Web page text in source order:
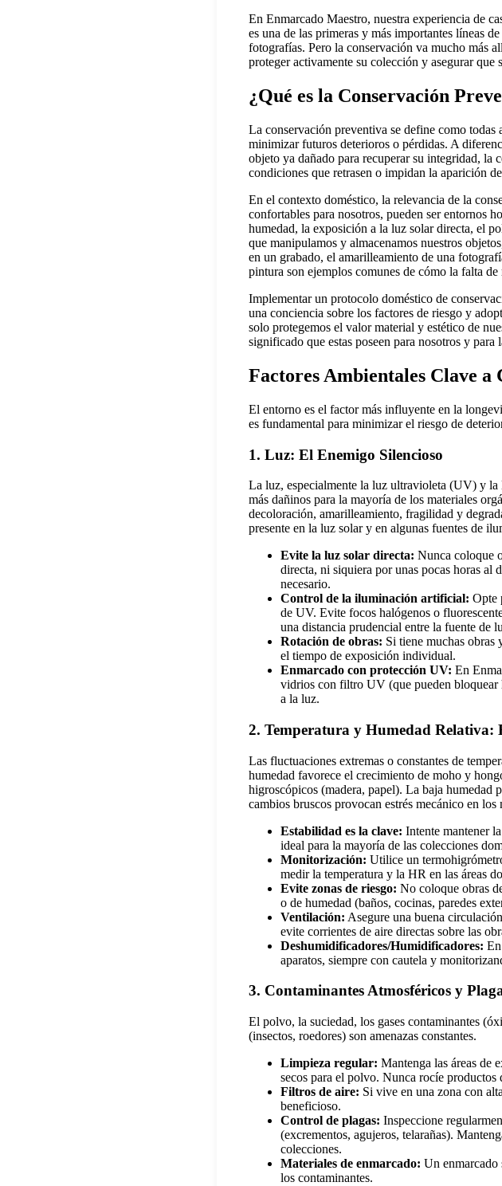
En Enmarcado Maestro, nuestra experiencia de
es una de las primeras y más importantes líneas
fotografías. Pero la conservación va mucho más
proteger activamente su colección y asegurar que
¿Qué es la Conservación
La conservación preventiva se define como
minimizar futuros deterioros o pérdidas. A
objeto ya dañado para recuperar su integridad, la
condiciones que retrasen o impidan la aparición
En el contexto doméstico, la relevancia de la
confortables para nosotros, pueden ser entornos
humedad, la exposición a la luz solar directa, el
que manipulamos y almacenamos nuestros
en un grabado, el amarilleamiento de una
pintura son ejemplos comunes de cómo la falta
Implementar un protocolo doméstico de
una conciencia sobre los factores de riesgo y
solo protegemos el valor material y estético de
significado que estas poseen para nosotros y para
Factores Ambientales Clave
El entorno es el factor más influyente en la
es fundamental para minimizar el riesgo de
1. Luz: El Enemigo Silencioso
La luz, especialmente la luz ultravioleta (UV) y la
más dañinos para la mayoría de los materiales
decoloración, amarilleamiento, fragilidad y
presente en la luz solar y en algunas fuentes de
Evite la luz solar directa: Nunca coloque
directa, ni siquiera por unas pocas horas
necesario.
Control de la iluminación artificial: Opte
de UV. Evite focos halógenos o
una distancia prudencial entre la fuente de
Rotación de obras: Si tiene muchas obras
el tiempo de exposición individual.
Enmarcado con protección UV: En
vidrios con filtro UV (que pueden bloquear
a la luz.
2. Temperatura y Humedad
Las fluctuaciones extremas o constantes de
humedad favorece el crecimiento de moho y
higroscópicos (madera, papel). La baja humedad
cambios bruscos provocan estrés mecánico en los
Estabilidad es la clave: Intente mantener
ideal para la mayoría de las colecciones
Monitorización: Utilice un
medir la temperatura y la HR en las áreas
Evite zonas de riesgo: No coloque obras
o de humedad (baños, cocinas, paredes
Ventilación: Asegure una buena
evite corrientes de aire directas sobre las
Deshumidificadores/Humidificadores:
aparatos, siempre con cautela y
3. Contaminantes Atmosféricos y
El polvo, la suciedad, los gases contaminantes
(insectos, roedores) son amenazas constantes.
Limpieza regular: Mantenga las áreas de
secos para el polvo. Nunca rocíe productos
Filtros de aire: Si vive en una zona con
beneficioso.
Control de plagas: Inspeccione
(excrementos, agujeros, telarañas).
colecciones.
Materiales de enmarcado: Un enmarcado
los contaminantes.